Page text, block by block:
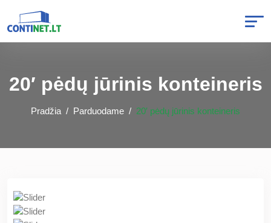
20′ pėdų jūrinis konteineris
Pradžia Parduodame 20′ pėdų jūrinis konteineris